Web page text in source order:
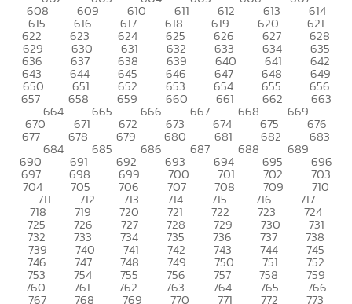
608 609 610 611 612 613 614
615 616 617 618 619 620 621
622 623 624 625 626 627 628
629 630 631 632 633 634 635
636 637 638 639 640 641 642
643 644 645 646 647 648 649
650 651 652 653 654 655 656
657 658 659 660 661 662 663
664 665 666 667 668 669
670 671 672 673 674 675 676
677 678 679 680 681 682 683
684 685 686 687 688 689
690 691 692 693 694 695 696
697 698 699 700 701 702 703
704 705 706 707 708 709 710
711 712 713 714 715 716 717
718 719 720 721 722 723 724
725 726 727 728 729 730 731
732 733 734 735 736 737 738
739 740 741 742 743 744 745
746 747 748 749 750 751 752
753 754 755 756 757 758 759
760 761 762 763 764 765 766
767 768 769 770 771 772 773